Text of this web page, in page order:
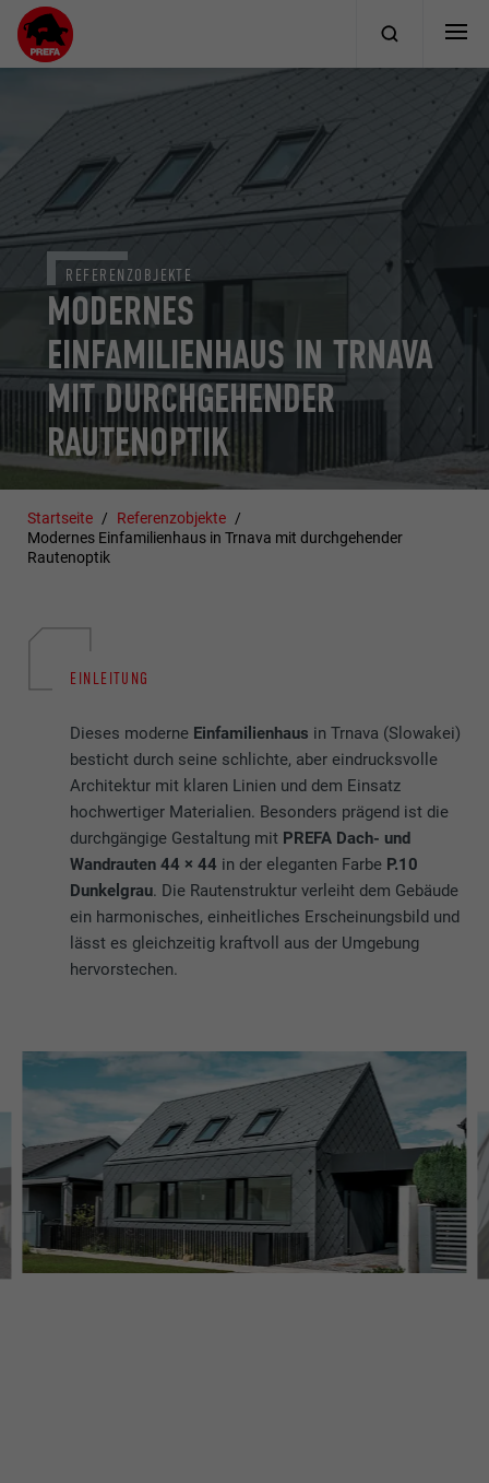
MODERNES
EINFAMILIENHAUS IN TRNAVA
MIT DURCHGEHENDER
RAUTENOPTIK
REFERENZOBJEKTE
Startseite
Referenzobjekte
Modernes Einfamilienhaus in Trnava mit durchgehender
Rautenoptik
EINLEITUNG
Dieses moderne Einfamilienhaus in Trnava (Slowakei)
besticht durch seine schlichte, aber eindrucksvolle
Architektur mit klaren Linien und dem Einsatz
hochwertiger Materialien. Besonders prägend ist die
durchgängige Gestaltung mit PREFA Dach- und
Wandrauten 44 × 44 in der eleganten Farbe P.10
Dunkelgrau. Die Rautenstruktur verleiht dem Gebäude
ein harmonisches, einheitliches Erscheinungsbild und
lässt es gleichzeitig kraftvoll aus der Umgebung
hervorstechen.